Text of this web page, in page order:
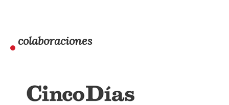
colaboraciones